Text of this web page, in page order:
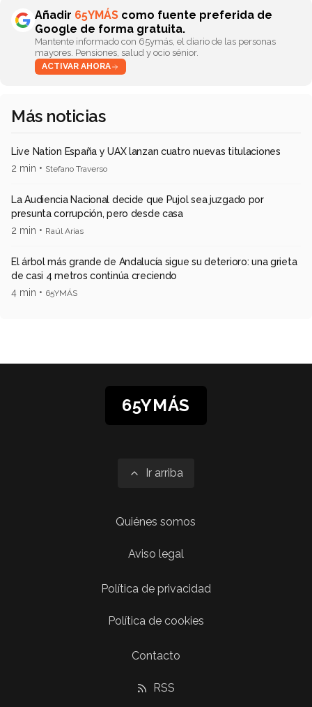
Añadir 65YMÁS como fuente preferida de
Google de forma gratuita.
Mantente informado con 65ymás, el diario de las personas
mayores. Pensiones, salud y ocio sénior.
ACTIVAR AHORA
Más noticias
Live Nation España y UAX lanzan cuatro nuevas titulaciones
2 min • Stefano Traverso
La Audiencia Nacional decide que Pujol sea juzgado por
presunta corrupción, pero desde casa
2 min • Raúl Arias
El árbol más grande de Andalucía sigue su deterioro: una grieta
de casi 4 metros continúa creciendo
4 min • 65YMÁS
65YMÁS
Ir arriba
Quiénes somos
Aviso legal
Política de privacidad
Política de cookies
Contacto
RSS